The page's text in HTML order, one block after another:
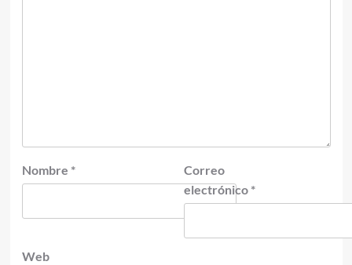
Nombre *
Correo
electrónico *
Web